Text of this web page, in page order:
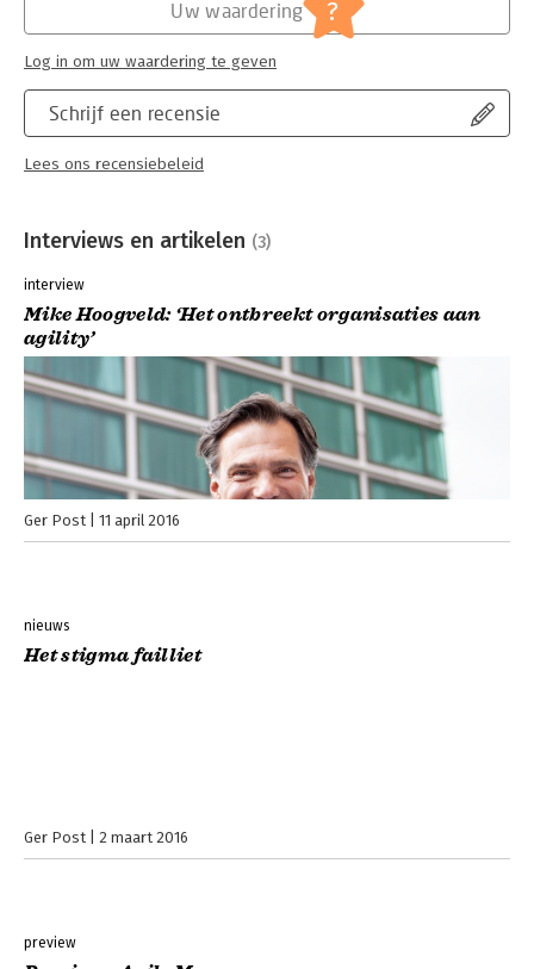
Schrijf een recensie
Lees ons recensiebeleid
Uw waardering ?
Log in om uw waardering te geven
Interviews en artikelen (3)
interview
Mike Hoogveld: ‘Het ontbreekt organisaties aan
agility’
Ger Post 11 april 2016
nieuws
Het stigma failliet
Ger Post 2 maart 2016
preview